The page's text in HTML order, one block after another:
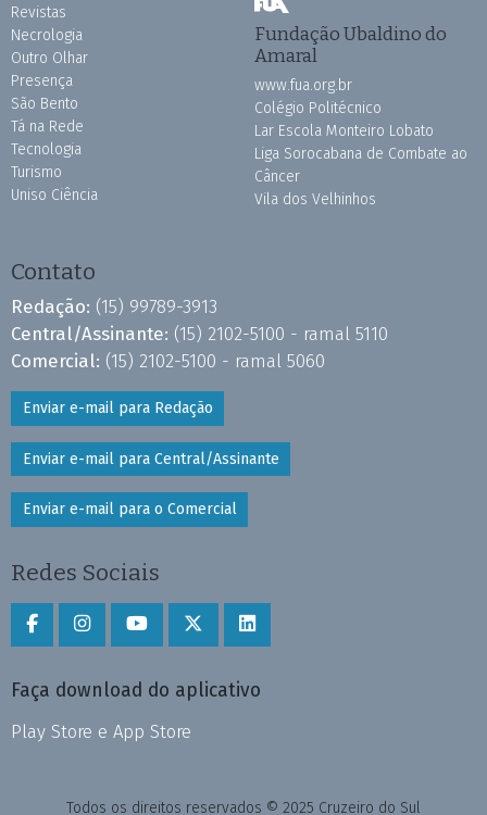
Revistas
Necrologia
Outro Olhar
Presença
São Bento
Tá na Rede
Tecnologia
Turismo
Uniso Ciência
Fundação Ubaldino do
Amaral
www.fua.org.br
Colégio Politécnico
Lar Escola Monteiro Lobato
Liga Sorocabana de Combate ao
Câncer
Vila dos Velhinhos
Contato
Redação: (15) 99789-3913
Central/Assinante: (15) 2102-5100 - ramal 5110
Comercial: (15) 2102-5100 - ramal 5060
Enviar e-mail para Redação
Enviar e-mail para Central/Assinante
Enviar e-mail para o Comercial
Redes Sociais
Faça download do aplicativo
Play Store e App Store
Todos os direitos reservados © 2025 Cruzeiro do Sul